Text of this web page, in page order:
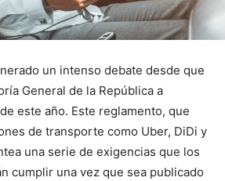
un intenso debate desde que
General de la República a
este año. Este reglamento, que
de transporte como Uber, DiDi y
una serie de exigencias que los
cumplir una vez que sea publicado